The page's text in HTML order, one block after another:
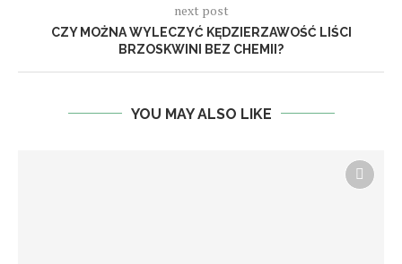
next post
CZY MOŻNA WYLECZYĆ KĘDZIERZAWOŚĆ LIŚCI
BRZOSKWINI BEZ CHEMII?
YOU MAY ALSO LIKE